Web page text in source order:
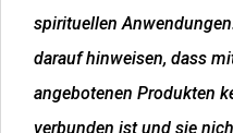
spirituellen
darauf hinweisen, dass
angebotenen Produkten
verbunden ist und sie